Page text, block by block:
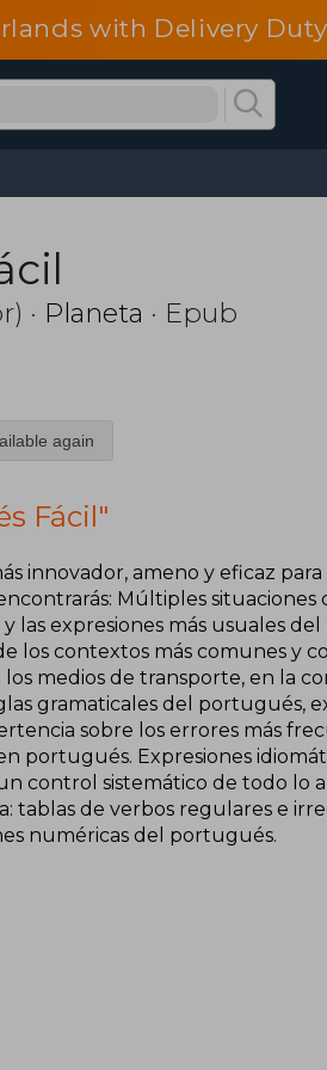
with Delivery
· Planeta · Epub
again
Fácil"
innovador, ameno y eficaz
Múltiples
las expresiones más usuales
los contextos más comunes y
medios de transporte, en la
gramaticales del portugués,
sobre los errores más
portugués. Expresiones
control sistemático de todo lo
tablas de verbos regulares e
numéricas del portugués.